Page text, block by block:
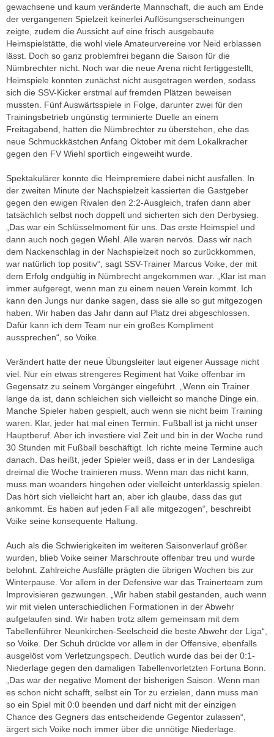
gewachsene und kaum veränderte Mannschaft, die auch am Ende
der vergangenen Spielzeit keinerlei Auflösungserscheinungen
zeigte, zudem die Aussicht auf eine frisch ausgebaute
Heimspielstätte, die wohl viele Amateurvereine vor Neid erblassen
lässt. Doch so ganz problemfrei begann die Saison für die
Nümbrechter nicht. Noch war die neue Arena nicht fertiggestellt,
Heimspiele konnten zunächst nicht ausgetragen werden, sodass
sich die SSV-Kicker erstmal auf fremden Plätzen beweisen
mussten. Fünf Auswärtsspiele in Folge, darunter zwei für den
Trainingsbetrieb ungünstig terminierte Duelle an einem
Freitagabend, hatten die Nümbrechter zu überstehen, ehe das
neue Schmuckkästchen Anfang Oktober mit dem Lokalkracher
gegen den FV Wiehl sportlich eingeweiht wurde.
Spektakulärer konnte die Heimpremiere dabei nicht ausfallen. In
der zweiten Minute der Nachspielzeit kassierten die Gastgeber
gegen den ewigen Rivalen den 2:2-Ausgleich, trafen dann aber
tatsächlich selbst noch doppelt und sicherten sich den Derbysieg.
„Das war ein Schlüsselmoment für uns. Das erste Heimspiel und
dann auch noch gegen Wiehl. Alle waren nervös. Dass wir nach
dem Nackenschlag in der Nachspielzeit noch so zurückkommen,
war natürlich top positiv“, sagt SSV-Trainer Marcus Voike, der mit
dem Erfolg endgültig in Nümbrecht angekommen war. „Klar ist man
immer aufgeregt, wenn man zu einem neuen Verein kommt. Ich
kann den Jungs nur danke sagen, dass sie alle so gut mitgezogen
haben. Wir haben das Jahr dann auf Platz drei abgeschlossen.
Dafür kann ich dem Team nur ein großes Kompliment
aussprechen“, so Voike.
Verändert hatte der neue Übungsleiter laut eigener Aussage nicht
viel. Nur ein etwas strengeres Regiment hat Voike offenbar im
Gegensatz zu seinem Vorgänger eingeführt. „Wenn ein Trainer
lange da ist, dann schleichen sich vielleicht so manche Dinge ein.
Manche Spieler haben gespielt, auch wenn sie nicht beim Training
waren. Klar, jeder hat mal einen Termin. Fußball ist ja nicht unser
Hauptberuf. Aber ich investiere viel Zeit und bin in der Woche rund
30 Stunden mit Fußball beschäftigt. Ich richte meine Termine auch
danach. Das heißt, jeder Spieler weiß, dass er in der Landesliga
dreimal die Woche trainieren muss. Wenn man das nicht kann,
muss man woanders hingehen oder vielleicht unterklassig spielen.
Das hört sich vielleicht hart an, aber ich glaube, dass das gut
ankommt. Es haben auf jeden Fall alle mitgezogen“, beschreibt
Voike seine konsequente Haltung.
Auch als die Schwierigkeiten im weiteren Saisonverlauf größer
wurden, blieb Voike seiner Marschroute offenbar treu und wurde
belohnt. Zahlreiche Ausfälle prägten die übrigen Wochen bis zur
Winterpause. Vor allem in der Defensive war das Trainerteam zum
Improvisieren gezwungen. „Wir haben stabil gestanden, auch wenn
wir mit vielen unterschiedlichen Formationen in der Abwehr
aufgelaufen sind. Wir haben trotz allem gemeinsam mit dem
Tabellenführer Neunkirchen-Seelscheid die beste Abwehr der Liga“,
so Voike. Der Schuh drückte vor allem in der Offensive, ebenfalls
ausgelöst vom Verletzungspech. Deutlich wurde das bei der 0:1-
Niederlage gegen den damaligen Tabellenvorletzten Fortuna Bonn.
„Das war der negative Moment der bisherigen Saison. Wenn man
es schon nicht schafft, selbst ein Tor zu erzielen, dann muss man
so ein Spiel mit 0:0 beenden und darf nicht mit der einzigen
Chance des Gegners das entscheidende Gegentor zulassen“,
ärgert sich Voike noch immer über die unnötige Niederlage.